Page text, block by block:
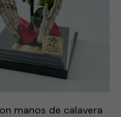
manos de calavera